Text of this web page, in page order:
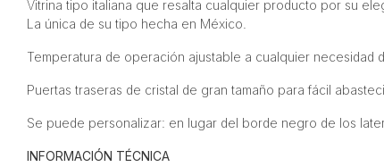
Vitrina tipo italiana que resalta cualquier producto por su
La única de su tipo hecha en México.
Temperatura de operación ajustable a cualquier necesidad
Puertas traseras de cristal de gran tamaño para fácil
Se puede personalizar: en lugar del borde negro de los
INFORMACIÓN TÉCNICA